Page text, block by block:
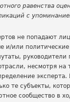
равенства
с
не попадают
и/или
руководители
несмотря на
те субъекты,
сообщество в